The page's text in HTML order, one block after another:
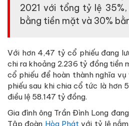
2021 với tổng tỷ lệ
bằng tiền mặt và 30%
Với hơn 4,47 tỷ cổ phiếu đang
chi ra khoảng 2.236 tỷ đồng tiền
cổ phiếu để hoàn thành nghĩa
phiếu sau khi chia cổ tức là hơn
điều lệ 58.147 tỷ đồng.
Gia đình ông Trần Đình Long
Tập đoàn Hòa Phát với tỷ lệ